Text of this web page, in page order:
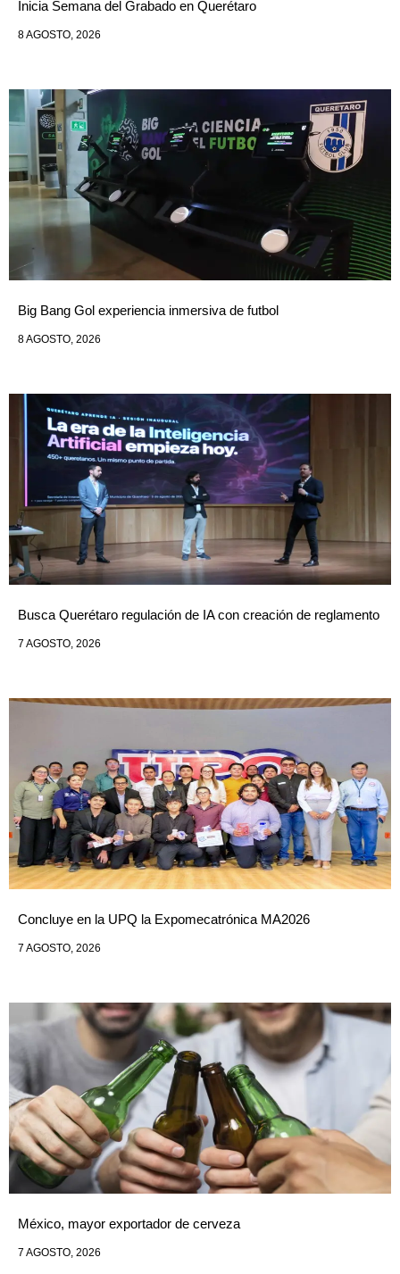
Inicia Semana del Grabado en Querétaro
8 AGOSTO, 2026
Big Bang Gol experiencia inmersiva de futbol
8 AGOSTO, 2026
Busca Querétaro regulación de IA con creación de reglamento
7 AGOSTO, 2026
Concluye en la UPQ la Expomecatrónica MA2026
7 AGOSTO, 2026
México, mayor exportador de cerveza
7 AGOSTO, 2026